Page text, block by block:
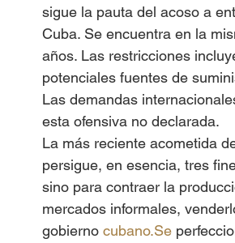
sigue la pauta del acoso a
Cuba. Se encuentra en la
años. Las restricciones
potenciales fuentes de
Las demandas
esta ofensiva no declarada.
La más reciente acometida
persigue, en esencia, tres
sino para contraer la
mercados informales,
gobierno cubano.Se